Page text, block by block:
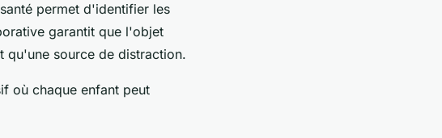
permet d'identifier les
garantit que l'objet
qu'une source de distraction.
où chaque enfant peut